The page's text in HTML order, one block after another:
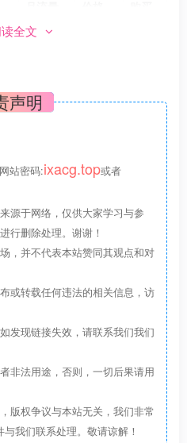
2.0T
全文
声明
网站密码:ixacg.top或者
源于网络，仅供大家学习与参
行删除处理。谢谢！
，并不代表本站赞同其观点和对
或转载任何违法的相关信息，访
发现链接失效，请联系我们我们
非法用途，否则，一切后果请用
版权争议与本站无关，我们非常
我们联系处理。敬请谅解！